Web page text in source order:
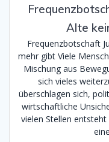
Alte
Frequenzbotschaft
mehr gibt Viele
Mischung aus
sich vieles
überschlagen sich,
wirtschaftliche
vielen Stellen